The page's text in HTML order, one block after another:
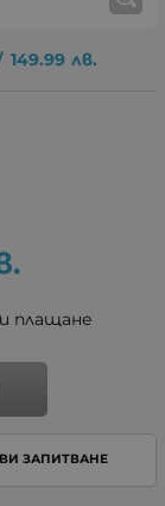
149.99 лв.
плащане
ЗАПИТВАНЕ